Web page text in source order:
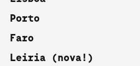
Porto
Faro
Leiria (nova!)